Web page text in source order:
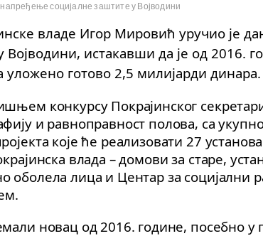
социјалне заштите у Војводини
владе Игор Мировић уручио је
Војводини, истакавши да је од 2016.
уложено готово 2,5 милијарди динара.
конкурсу Покрајинског
и равноправност полова, са
које ће реализовати 27
влада – домови за старе,
оболела лица и Центар за социјални
новац од 2016. године, посебно у